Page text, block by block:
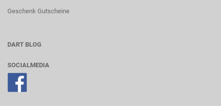
Geschenk Gutscheine
DART BLOG
SOCIALMEDIA